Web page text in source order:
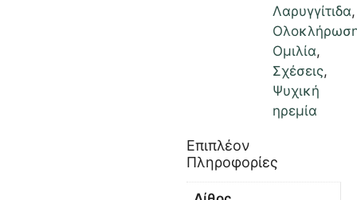
Λαρυγγίτιδα,
Ομιλία,
Σχέσεις,
Ψυχική
ηρεμία
Επιπλέον
Πληροφορίες